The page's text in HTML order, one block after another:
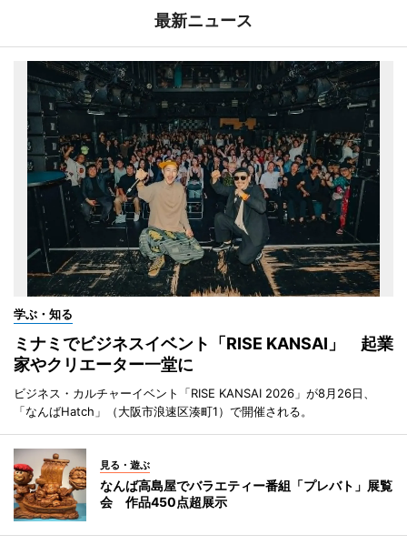
最新ニュース
学ぶ・知る
ミナミでビジネスイベント「RISE KANSAI」 起業
家やクリエーター一堂に
ビジネス・カルチャーイベント「RISE KANSAI 2026」が8月26日、
「なんばHatch」（大阪市浪速区湊町1）で開催される。
見る・遊ぶ
なんば高島屋でバラエティー番組「プレバト」展覧
会 作品450点超展示